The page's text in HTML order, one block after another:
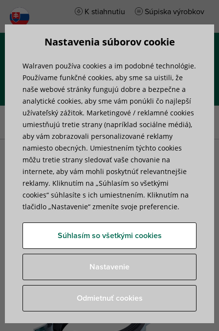
K stiahnutiu Súpiska výrobkov
Úvod»Výrobky»Upevnenie potrubia» Objímky»Walraven 2S
Objímky s gumou (M8)
Walraven 2S Objímky
s gumou (M8)
pre oceľové, medené, liatinové a plastové
(viacvrstvové) potrubie
Nastavenia súborov cookie
Walraven používa cookies a im podobné technológie.
Používame funkčné cookies, aby sme sa uistili, že
naše webové stránky fungujú dobre a bezpečne a
analytické cookies, aby sme vám ponúkli čo najlepší
užívateľský zážitok. Marketingové / reklamné cookies
umiestňujú tretie strany (napríklad sociálne médiá),
aby vám zobrazovali personalizované reklamy
namiesto obecných. Umiestnením týchto cookies
môžu tretie strany sledovať vaše chovanie na
internete, aby vám mohli poskytnúť relevantnejšie
reklamy. Kliknutím na „Súhlasím so všetkými
cookies“ súhlasíte s ich umiestnením. Kliknutím na
tlačidlo „Nastavenie“ zmeníte svoje preferencie.
Súhlasím so všetkými cookies
Nastavenie
Odmietnuť cookies